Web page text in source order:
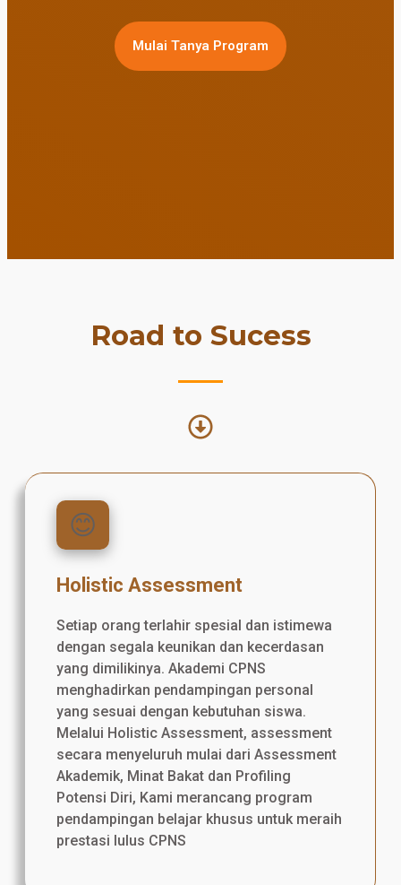
Mulai Tanya Program
Road to Sucess
😊
Holistic Assessment
Setiap orang terlahir spesial dan istimewa
dengan segala keunikan dan kecerdasan
yang dimilikinya. Akademi CPNS
menghadirkan pendampingan personal
yang sesuai dengan kebutuhan siswa.
Melalui Holistic Assessment, assessment
secara menyeluruh mulai dari Assessment
Akademik, Minat Bakat dan Profiling
Potensi Diri, Kami merancang program
pendampingan belajar khusus untuk meraih
prestasi lulus CPNS